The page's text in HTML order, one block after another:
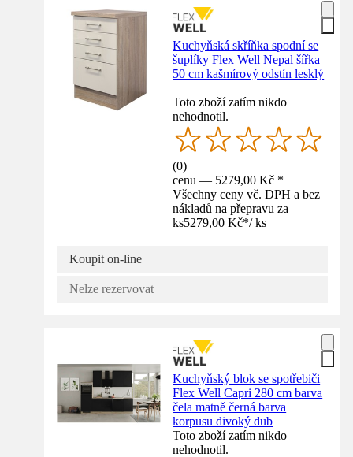
Kuchyňská skříňka spodní se
šuplíky Flex Well Nepal šířka
50 cm kašmírový odstín lesklý
Toto zboží zatím nikdo
nehodnotil.
(0)
cenu — 5279,00 Kč *
Všechny ceny vč. DPH a bez
nákladů na přepravu za
ks5279,00 Kč*/ ks
Koupit on-line
Nelze rezervovat
Kuchyňský blok se spotřebiči
Flex Well Capri 280 cm barva
čela matně černá barva
korpusu divoký dub
Toto zboží zatím nikdo
nehodnotil.